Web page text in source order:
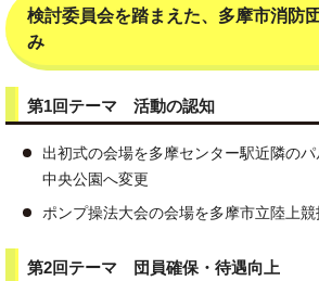
検討委員会を踏まえた、多摩市消防
み
第1回テーマ 活動の認知
出初式の会場を多摩センター駅近隣の
中央公園へ変更
ポンプ操法大会の会場を多摩市立陸上競
第2回テーマ 団員確保・待遇向上